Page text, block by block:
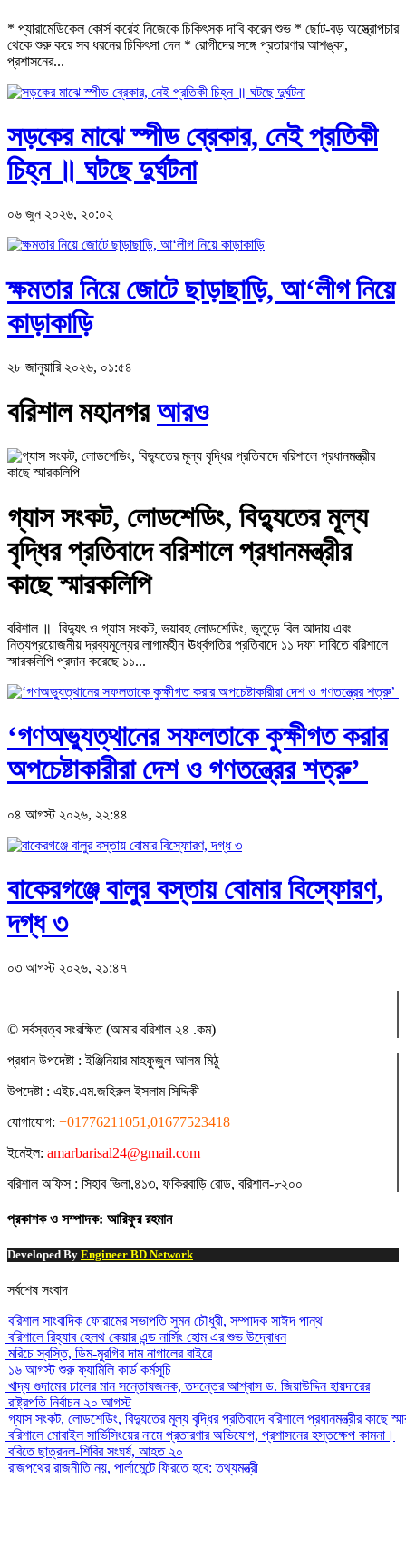
* প্যারামেডিকেল কোর্স করেই নিজেকে চিকিৎসক দাবি করেন শুভ * ছোট-বড় অস্ত্রোপচার
থেকে শুরু করে সব ধরনের চিকিৎসা দেন * রোগীদের সঙ্গে প্রতারণার আশঙ্কা,
প্রশাসনের...
সড়কের মাঝে স্পীড ব্রেকার, নেই প্রতিকী
চিহ্ন ॥ ঘটছে দুর্ঘটনা
০৬ জুন ২০২৬, ২০:০২
ক্ষমতার নিয়ে জোটে ছাড়াছাড়ি, আ‘লীগ নিয়ে
কাড়াকাড়ি
২৮ জানুয়ারি ২০২৬, ০১:৫৪
বরিশাল মহানগরআরও
গ্যাস সংকট, লোডশেডিং, বিদ্যুতের মূল্য
বৃদ্ধির প্রতিবাদে বরিশালে প্রধানমন্ত্রীর
কাছে স্মারকলিপি
বরিশাল ॥ বিদ্যুৎ ও গ্যাস সংকট, ভয়াবহ লোডশেডিং, ভূতুড়ে বিল আদায় এবং
নিত্যপ্রয়োজনীয় দ্রব্যমূল্যের লাগামহীন ঊর্ধ্বগতির প্রতিবাদে ১১ দফা দাবিতে বরিশালে
স্মারকলিপি প্রদান করেছে ১১...
‘গণঅভ্যুত্থানের সফলতাকে কুক্ষীগত করার
অপচেষ্টাকারীরা দেশ ও গণতন্ত্রের শত্রু’
০৪ আগস্ট ২০২৬, ২২:৪৪
বাকেরগঞ্জে বালুর বস্তায় বোমার বিস্ফোরণ,
দগ্ধ ৩
০৩ আগস্ট ২০২৬, ২১:৪৭
© সর্বস্বত্ব সংরক্ষিত (আমার বরিশাল ২৪ .কম)
প্রধান ‍উপদেষ্টা : ‍ইঞ্জিনিয়ার মাহফুজুল আলম মিঠু
উপদেষ্টা : এইচ.এম.জহিরুল ইসলাম সিদ্দিকী
যোগাযোগ: +01776211051,01677523418
ইমেইল: amarbarisal24@gmail.com
বরিশাল অফিস : সিহাব ভিলা,৪১৩, ফকিরবাড়ি রোড, বরিশাল-৮২০০
প্রকাশক ও সম্পাদক: আরিফুর রহমান
Developed By Engineer BD Network
সর্বশেষ সংবাদ
বরিশাল সাংবাদিক ফোরামের সভাপতি সুমন চৌধুরী, সম্পাদক সাঈদ পান্থ
বরিশালে রিহ্যাব হেলথ কেয়ার এন্ড নার্সিং হোম এর শুভ উদ্বোধন
মরিচে স্বস্তি, ডিম-মুরগির দাম নাগালের বাইরে
১৬ আগস্ট শুরু ফ্যামিলি কার্ড কর্মসূচি
খাদ্য গুদামের চালের মান সন্তোষজনক, তদন্তের আশ্বাস ড. জিয়াউদ্দিন হায়দারের
রাষ্ট্রপতি নির্বাচন ২০ আগস্ট
গ্যাস সংকট, লোডশেডিং, বিদ্যুতের মূল্য বৃদ্ধির প্রতিবাদে বরিশালে প্রধানমন্ত্রীর কাছে
বরিশালে মোবাইল সার্ভিসিংয়ের নামে প্রতারণার অভিযোগ, প্রশাসনের হস্তক্ষেপ কামনা।
ববিতে ছাত্রদল-শিবির সংঘর্ষ, আহত ২০
রাজপথের রাজনীতি নয়, পার্লামেন্টে ফিরতে হবে: তথ্যমন্ত্রী